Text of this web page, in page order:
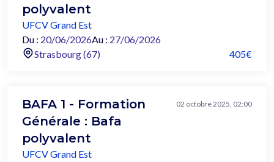
polyvalent
UFCV Grand Est
Du : 20/06/2026Au : 27/06/2026
Strasbourg (67)
405€
BAFA 1 - Formation
Générale : Bafa
polyvalent
02 octobre 2025, 02:00
UFCV Grand Est